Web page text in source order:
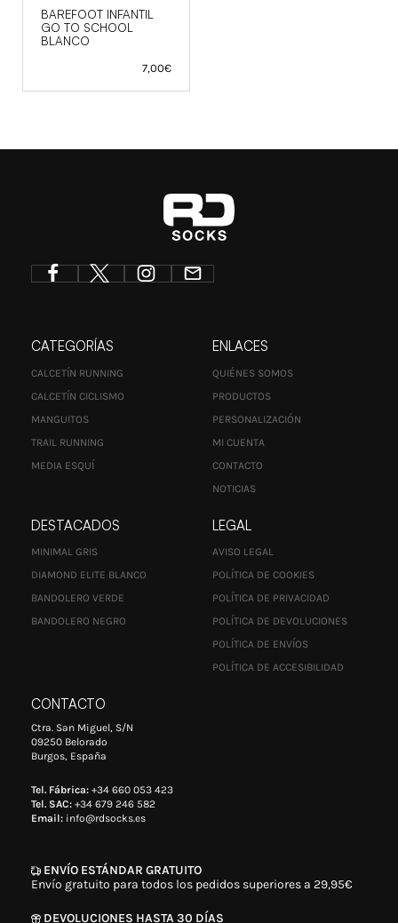
BAREFOOT INFANTIL
GO TO SCHOOL
BLANCO
7,00€
CATEGORÍAS
CALCETÍN RUNNING
CALCETÍN CICLISMO
MANGUITOS
TRAIL RUNNING
MEDIA ESQUÍ
ENLACES
QUIÉNES SOMOS
PRODUCTOS
PERSONALIZACIÓN
MI CUENTA
CONTACTO
NOTICIAS
DESTACADOS
MINIMAL GRIS
DIAMOND ELITE BLANCO
BANDOLERO VERDE
BANDOLERO NEGRO
LEGAL
AVISO LEGAL
POLÍTICA DE COOKIES
POLÍTICA DE PRIVACIDAD
POLÍTICA DE DEVOLUCIONES
POLÍTICA DE ENVÍOS
POLÍTICA DE ACCESIBILIDAD
CONTACTO
Ctra. San Miguel, S/N
09250 Belorado
Burgos, España
Tel. Fábrica: +34 660 053 423
Tel. SAC: +34 679 246 582
Email: info@rdsocks.es
ENVÍO ESTÁNDAR GRATUITO
Envío gratuito para todos los pedidos superiores a 29,95€
DEVOLUCIONES HASTA 30 DÍAS